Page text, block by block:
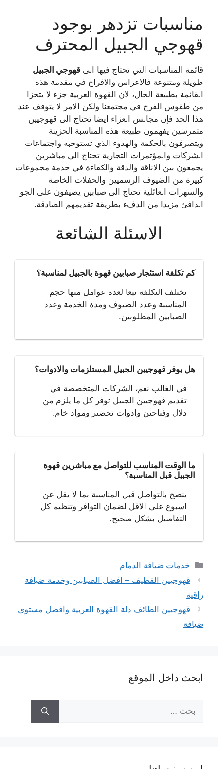
مناسبات تزدهر بوجود
قهوجي الجبيل المحترف
قائمة المناسبات التي تحتاج فيها الى قهوجي الجبيل
طويلة ومتنوعة فالاعراس والافراح في مقدمة هذه
القائمة بطبيعة الحال، لان القهوة العربية جزء لا يتجزا
من طقوس الفرح في مجتمعنا ولكن الامر لا يتوقف عند
هذا الحد فإن مجالس العزاء ايضا تحتاج الى قهوجيين
متمرسين يفهمون طبيعة هذه المناسبة الحزينة
ويتصرفون بالحكمة والهدوء الذي تستوجبه واجتماعات
الشركات والمؤتمرات التجارية تحتاج الى مباشرين
يجمعون بين الاناقة والدقة والكفاءة في خدمة مجموعات
كبيرة من الضيوف الرسميين والحفلات الخاصة
والسهرات العائلية تحتاج الى صبابين يضيفون على الجو
الدافئ مزيدا من الدفء بطريقة تقديمهم الصادقة.
الاسئلة الشائعة
كم تكلفة استئجار صبابين قهوة بالجبيل لمناسبة؟
تختلف التكلفة تبعا لعدة عوامل منها حجم
المناسبة وعدد الضيوف ومدة الخدمة وعدد
الصبابين المطلوبين.
هل يوفر قهوجيين الجبيل المستلزمات والادوات؟
في الغالب نعم، الشركات المتخصصة في
تقديم قهوجيين الجبيل توفر كل ما يلزم من
دلال وفناجين وادوات تحضير ومواد خام.
ما الوقت المناسب للتواصل مع مباشرين قهوة
الجبيل قبل المناسبة؟
ينصح بالتواصل قبل المناسبة بما لا يقل عن
اسبوع على الاقل لضمان التوافر وتنظيم كل
التفاصيل بشكل صحيح.
التصنيفات
خدمات ضيافة الدمام
قهوجيين القطيف – افضل الصبابين وخدمة ضيافة
راقية
قهوجيين الطائف دلة القهوة العربية وافضل مستوى
ضيافة
ابحث داخل الموقع
عن: